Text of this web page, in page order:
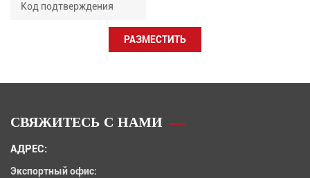
РАЗМЕСТИТЬ
СВЯЖИТЕСЬ С НАМИ
АДРЕС:
Экспортный офис: